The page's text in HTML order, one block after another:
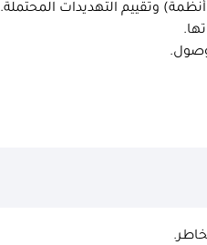
وتقييم التهديدات المحتملة.